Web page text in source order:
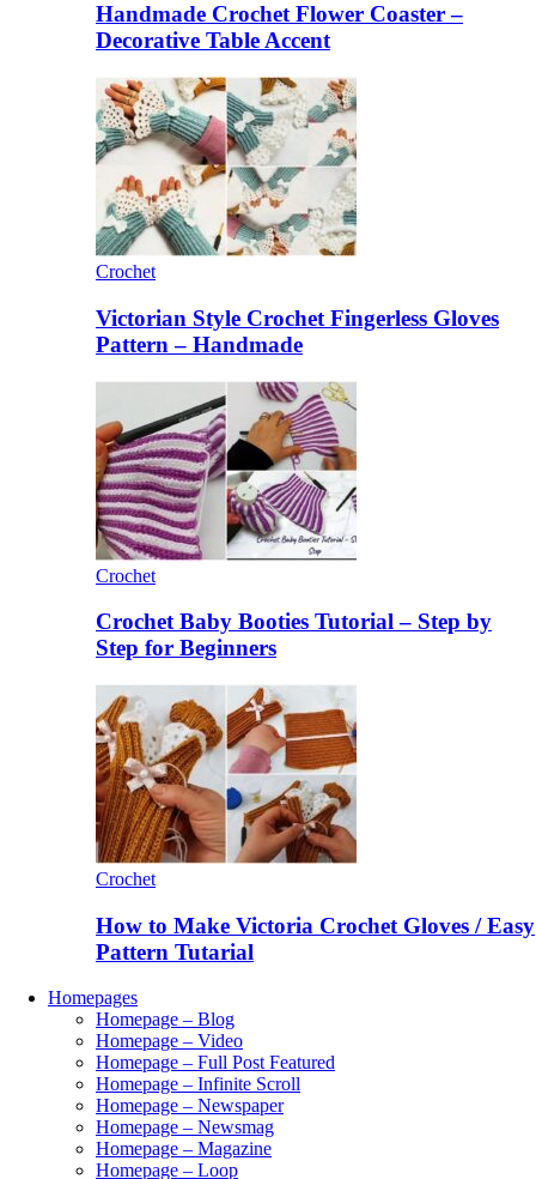
Handmade Crochet Flower Coaster –
Decorative Table Accent
Crochet
Victorian Style Crochet Fingerless Gloves
Pattern – Handmade
Crochet
Crochet Baby Booties Tutorial – Step by
Step for Beginners
Crochet
How to Make Victoria Crochet Gloves / Easy
Pattern Tutarial
Homepages
Homepage – Blog
Homepage – Video
Homepage – Full Post Featured
Homepage – Infinite Scroll
Homepage – Newspaper
Homepage – Newsmag
Homepage – Magazine
Homepage – Loop